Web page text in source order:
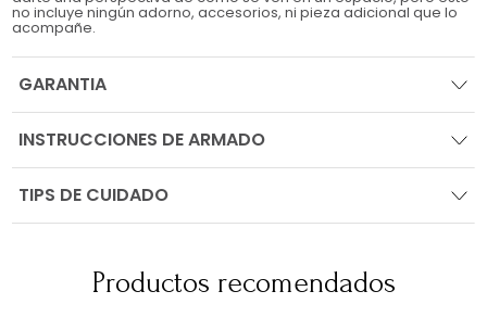
no incluye ningún adorno, accesorios, ni pieza adicional que lo
acompañe.
GARANTIA
INSTRUCCIONES DE ARMADO
TIPS DE CUIDADO
Productos recomendados